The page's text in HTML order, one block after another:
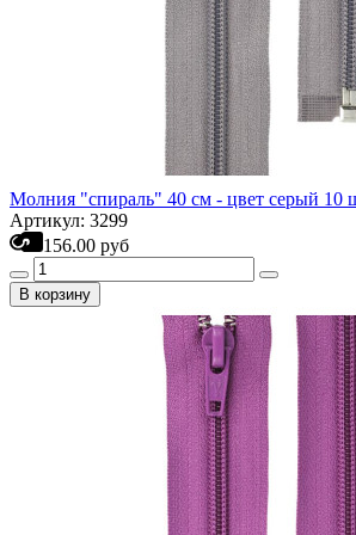
Молния "спираль" 40 см - цвет серый 10
Артикул: 3299
156.00 руб
В корзину